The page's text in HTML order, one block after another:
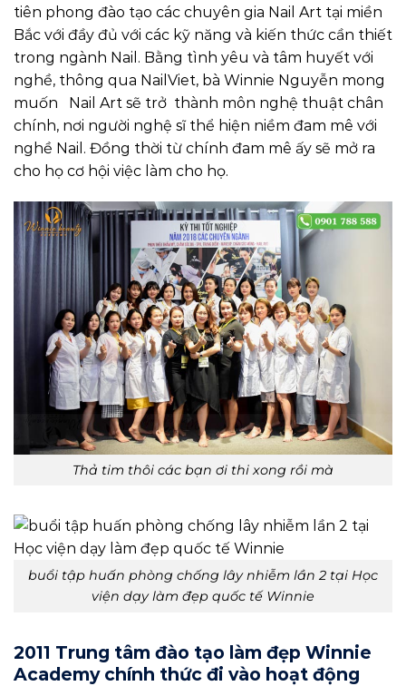
tiên phong đào tạo các chuyên gia Nail Art tại miền
Bắc với đầy đủ với các kỹ năng và kiến thức cần thiết
trong ngành Nail. Bằng tình yêu và tâm huyết với
nghề, thông qua NailViet, bà Winnie Nguyễn mong
muốn Nail Art sẽ trở thành môn nghệ thuật chân
chính, nơi người nghệ sĩ thể hiện niềm đam mê với
nghề Nail. Đồng thời từ chính đam mê ấy sẽ mở ra
cho họ cơ hội việc làm cho họ.
Thả tim thôi các bạn ơi thi xong rồi mà
buổi tập huấn phòng chống lây nhiễm lần 2 tại Học
viện dạy làm đẹp quốc tế Winnie
2011 Trung tâm đào tạo làm đẹp Winnie
Academy chính thức đi vào hoạt động